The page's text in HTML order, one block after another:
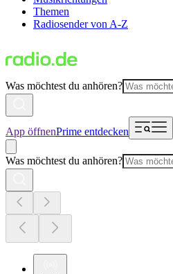
Themen
Radiosender von A-Z
Was möchtest du anhören?
App öffnenPrime entdecken
Was möchtest du anhören?